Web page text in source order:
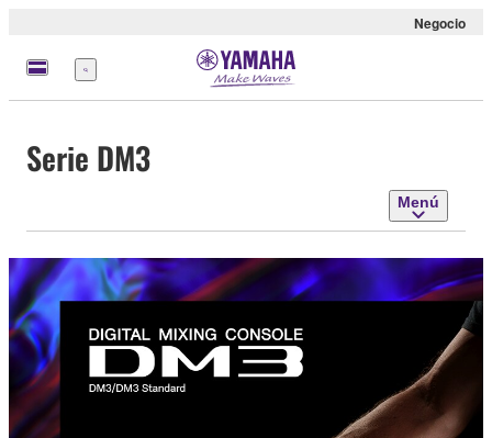
Negocio
Menú
Serie DM3
Menú